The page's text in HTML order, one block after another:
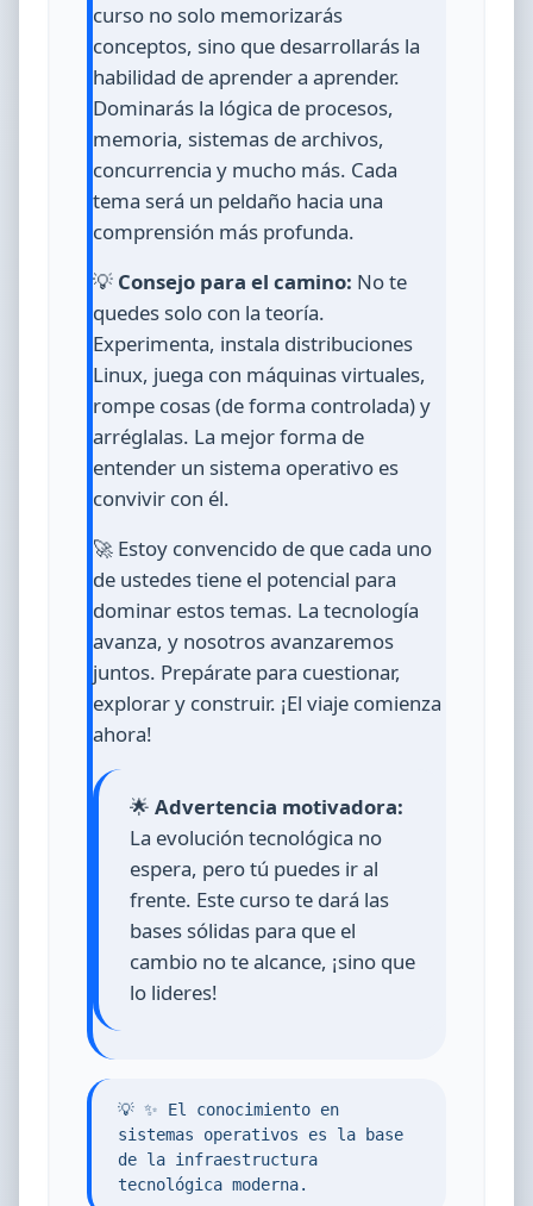
curso no solo memorizarás
conceptos, sino que desarrollarás la
habilidad de aprender a aprender.
Dominarás la lógica de procesos,
memoria, sistemas de archivos,
concurrencia y mucho más. Cada
tema será un peldaño hacia una
comprensión más profunda.
💡 Consejo para el camino: No te
quedes solo con la teoría.
Experimenta, instala distribuciones
Linux, juega con máquinas virtuales,
rompe cosas (de forma controlada) y
arréglalas. La mejor forma de
entender un sistema operativo es
convivir con él.
🚀 Estoy convencido de que cada uno
de ustedes tiene el potencial para
dominar estos temas. La tecnología
avanza, y nosotros avanzaremos
juntos. Prepárate para cuestionar,
explorar y construir. ¡El viaje comienza
ahora!
🌟 Advertencia motivadora:
La evolución tecnológica no
espera, pero tú puedes ir al
frente. Este curso te dará las
bases sólidas para que el
cambio no te alcance, ¡sino que
lo lideres!
💡 ✨ El conocimiento en
sistemas operativos es la base
de la infraestructura
tecnológica moderna.